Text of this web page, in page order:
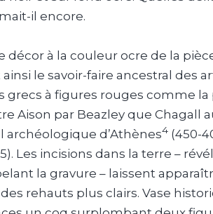
il encore.
décor à la couleur ocre de la
le savoir-faire ancestral des
grecs à figures rouges comme la
Aison par Beazley que Chagall
archéologique d’Athènes4 (450-
Les incisions dans la terre –
la gravure – laissent
rehauts plus clairs. Vase